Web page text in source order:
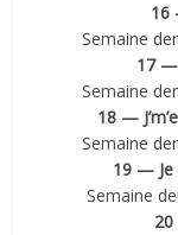
16
Semaine
17 —
Semaine
18 —
Semaine
19 — Je
Semaine